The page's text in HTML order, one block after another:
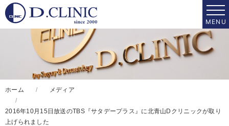
ホーム メディア
2016年10月15日放送のTBS『サタデープラス』に北青山Dクリニックが取り
上げられました